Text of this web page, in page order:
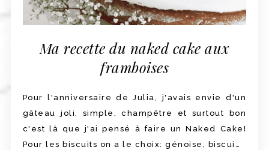
Ma recette du naked cake aux
framboises
Pour l'anniversaire de Julia, j'avais envie d'un
gâteau joli, simple, champêtre et surtout bon
c'est là que j'ai pensé à faire un Naked Cake!
Pour les biscuits on a le choix: génoise, biscui…